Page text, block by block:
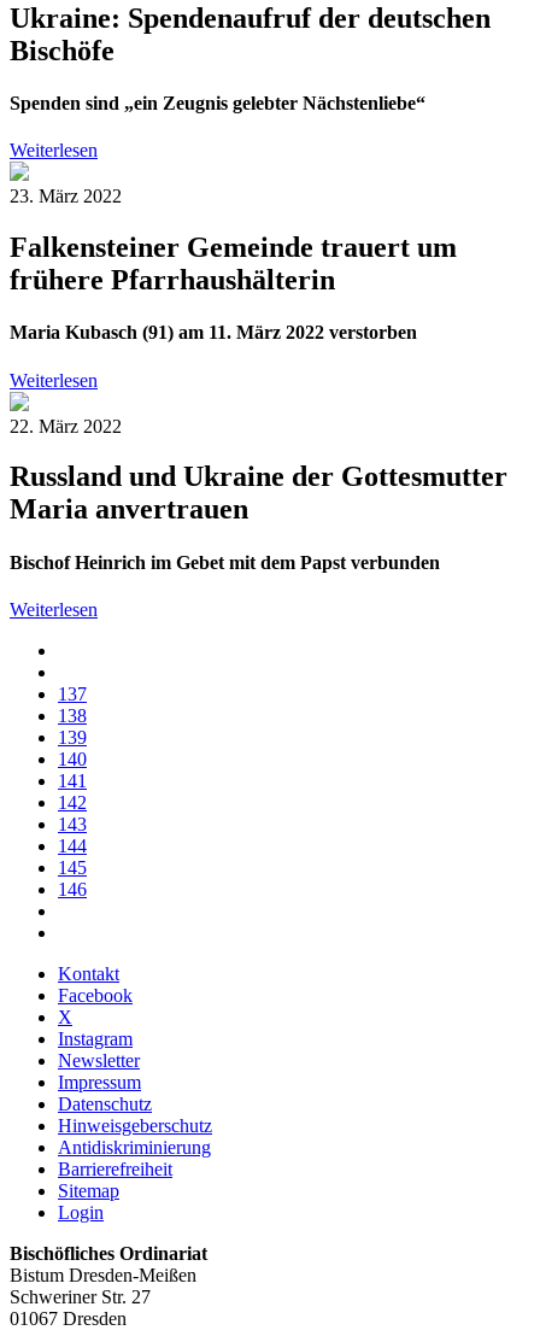
Ukraine: Spendenaufruf der deutschen
Bischöfe
Spenden sind „ein Zeugnis gelebter Nächstenliebe“
Weiterlesen
23. März 2022
Falkensteiner Gemeinde trauert um
frühere Pfarrhaushälterin
Maria Kubasch (91) am 11. März 2022 verstorben
Weiterlesen
22. März 2022
Russland und Ukraine der Gottesmutter
Maria anvertrauen
Bischof Heinrich im Gebet mit dem Papst verbunden
Weiterlesen
137
138
139
140
141
142
143
144
145
146
Kontakt
Facebook
X
Instagram
Newsletter
Impressum
Datenschutz
Hinweisgeberschutz
Antidiskriminierung
Barrierefreiheit
Sitemap
Login
Bischöfliches Ordinariat
Bistum Dresden-Meißen
Schweriner Str. 27
01067 Dresden